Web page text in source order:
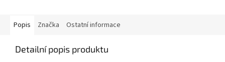
Popis Značka Ostatní informace
Detailní popis produktu